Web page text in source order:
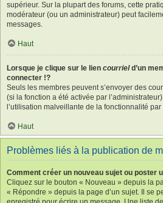
supérieur. Sur la plupart des forums, cette
modérateur (ou un administrateur) peut
messages.
Haut
Lorsque je clique sur le lien courrield’un
connecter !?
Seuls les membres peuvent s’envoyer des
(si la fonction a été activée par
l’utilisation malveillante de la fonctionnalité
Haut
Problèmes liés à la publication de
Comment créer un nouveau sujet ou poster
Cliquez sur le bouton « Nouveau » depuis la
« Répondre » depuis la page d’un sujet. Il se